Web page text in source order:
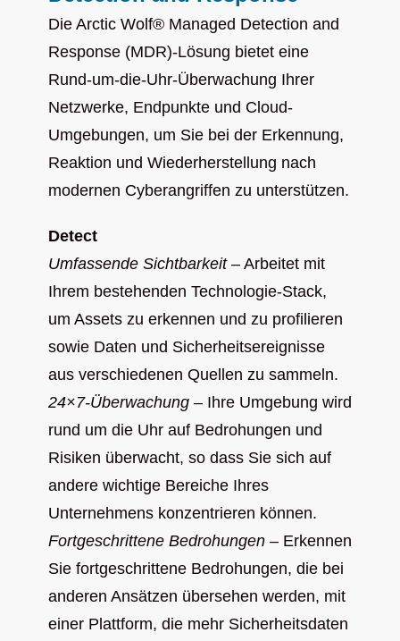
Die Arctic Wolf® Managed Detection and
Response (MDR)-Lösung bietet eine
Rund-um-die-Uhr-Überwachung Ihrer
Netzwerke, Endpunkte und Cloud-
Umgebungen, um Sie bei der Erkennung,
Reaktion und Wiederherstellung nach
modernen Cyberangriffen zu unterstützen.
Detect
Umfassende Sichtbarkeit– Arbeitet mit
Ihrem bestehenden Technologie-Stack,
um Assets zu erkennen und zu profilieren
sowie Daten und Sicherheitsereignisse
aus verschiedenen Quellen zu sammeln.
24×7-Überwachung– Ihre Umgebung wird
rund um die Uhr auf Bedrohungen und
Risiken überwacht, so dass Sie sich auf
andere wichtige Bereiche Ihres
Unternehmens konzentrieren können.
Fortgeschrittene Bedrohungen– Erkennen
Sie fortgeschrittene Bedrohungen, die bei
anderen Ansätzen übersehen werden, mit
einer Plattform, die mehr Sicherheitsdaten